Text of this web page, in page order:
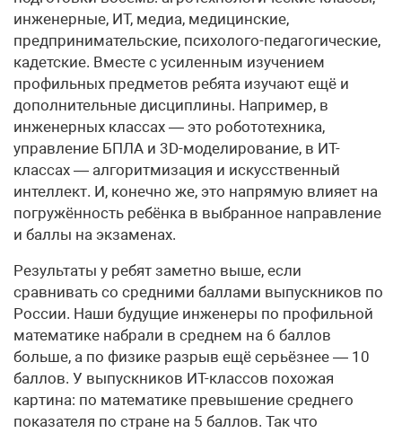
инженерные, ИТ, медиа, медицинские,
предпринимательские, психолого-педагогические,
кадетские. Вместе с усиленным изучением
профильных предметов ребята изучают ещё и
дополнительные дисциплины. Например, в
инженерных классах — это робототехника,
управление БПЛА и 3D-моделирование, в ИТ-
классах — алгоритмизация и искусственный
интеллект. И, конечно же, это напрямую влияет на
погружённость ребёнка в выбранное направление
и баллы на экзаменах.
Результаты у ребят заметно выше, если
сравнивать со средними баллами выпускников по
России. Наши будущие инженеры по профильной
математике набрали в среднем на 6 баллов
больше, а по физике разрыв ещё серьёзнее — 10
баллов. У выпускников ИТ-классов похожая
картина: по математике превышение среднего
показателя по стране на 5 баллов. Так что